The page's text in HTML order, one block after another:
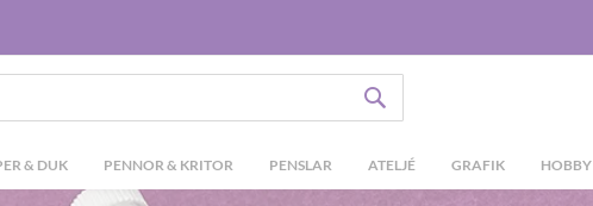
& DUK PENNOR & KRITOR PENSLAR ATELJÉ GRAFIK HOBBY